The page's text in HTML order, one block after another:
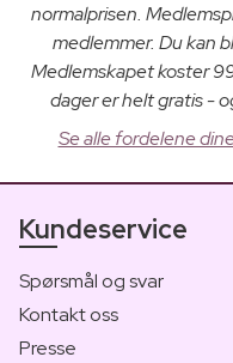
normalprisen.
medlemmer. Du kan
Medlemskapet koster
dager er helt gratis -
Se alle fordelene
Kundeservice
Spørsmål og svar
Kontakt oss
Presse